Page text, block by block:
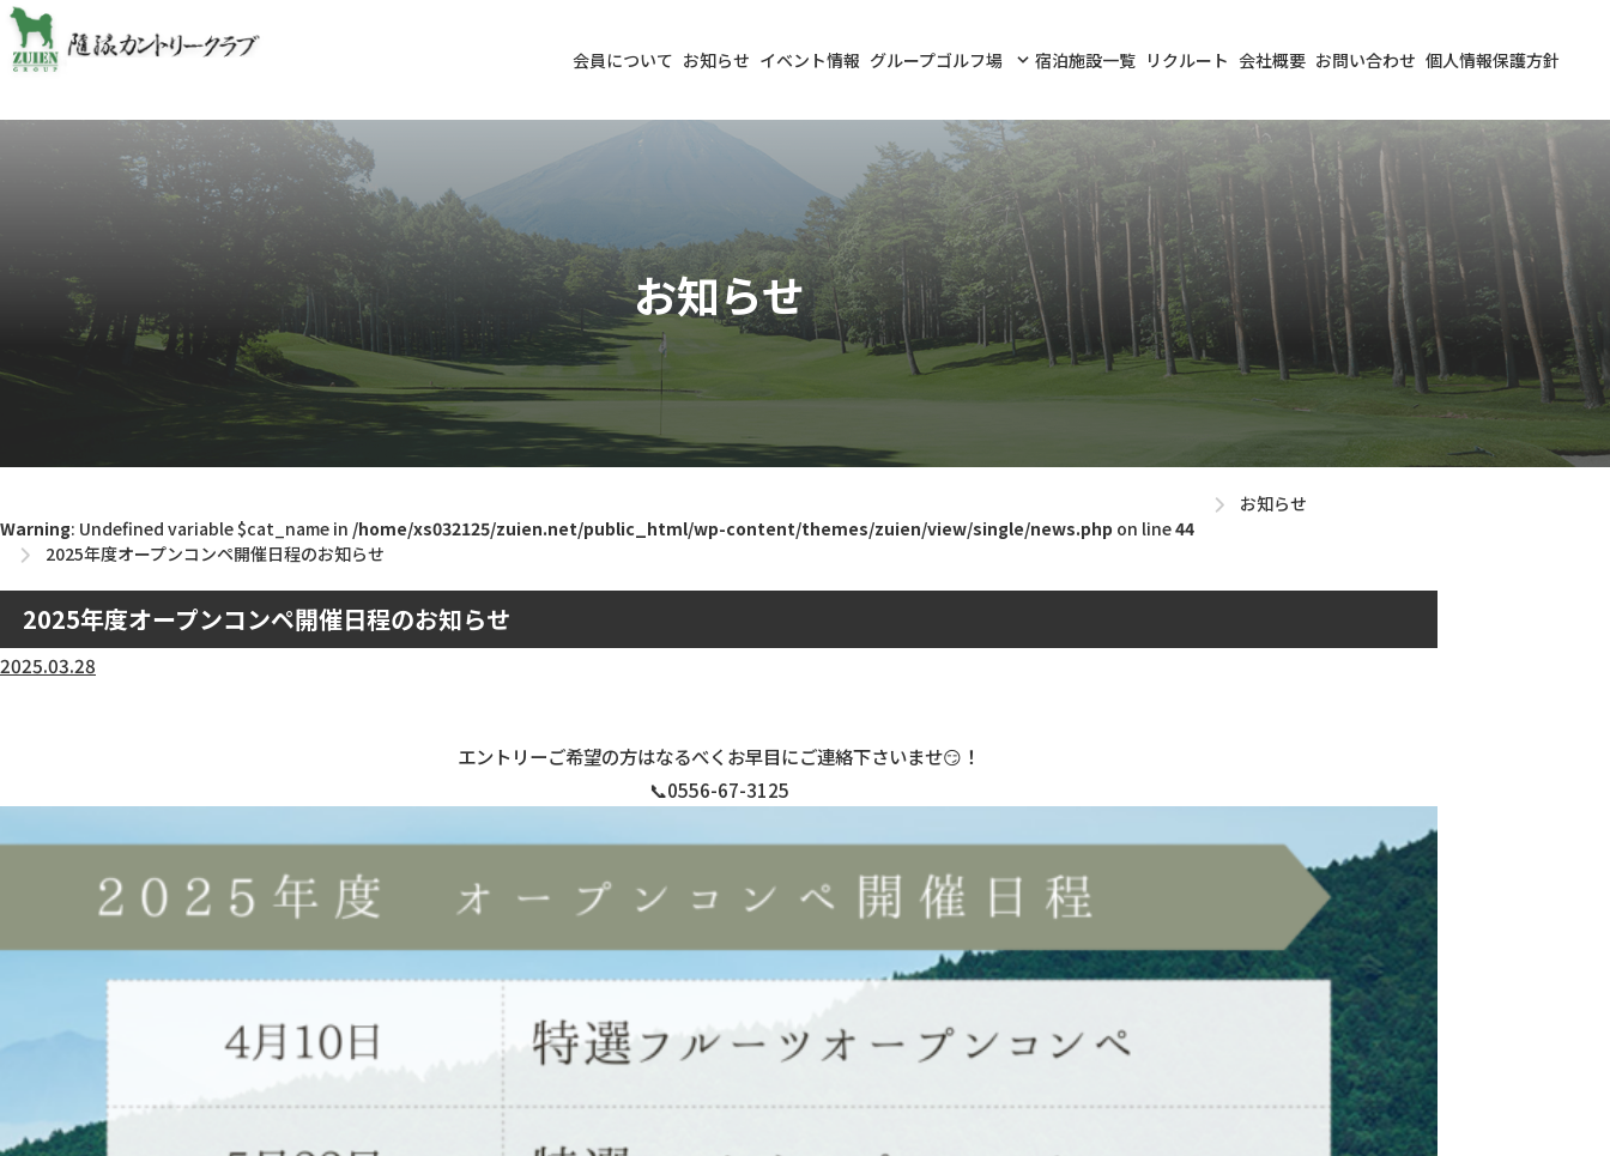
会員について お知らせ イベント情報 グループゴルフ場 宿泊施設一覧 リクルート 会社概要 お問い合わせ 個人情報保護方針
お知らせ
Warning: Undefined variable $cat_name in /home/xs032125/zuien.net/public_html/wp-content/themes/zuien/view/single/news.php on line44
お知らせ
2025年度オープンコンペ開催日程のお知らせ
2025年度オープンコンペ開催日程のお知らせ
2025.03.28
エントリーご希望の方はなるべくお早目にご連絡下さいませ😏！
📞0556-67-3125